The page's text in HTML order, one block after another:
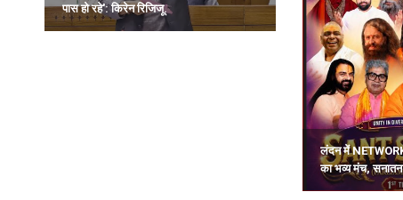
पास हो रहे': किरेन रिजिजू.
लंदन में
का भव्य मंच,